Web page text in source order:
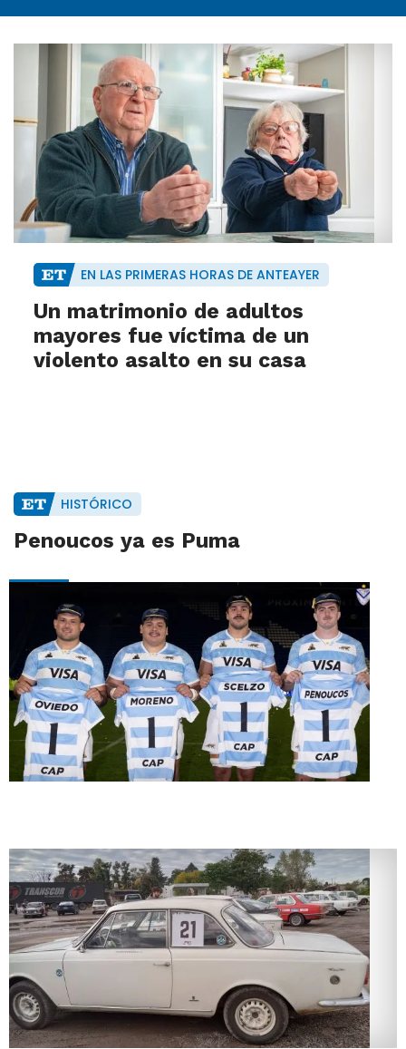
EN LAS PRIMERAS HORAS DE ANTEAYER
Un matrimonio de adultos
mayores fue víctima de un
violento asalto en su casa
HISTÓRICO
Penoucos ya es Puma